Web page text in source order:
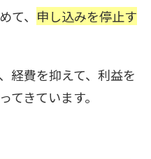
、 申し込みを停止す
経費を抑えて、利益を
てきています。